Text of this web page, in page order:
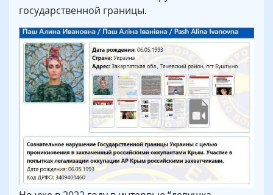
государственной границы.